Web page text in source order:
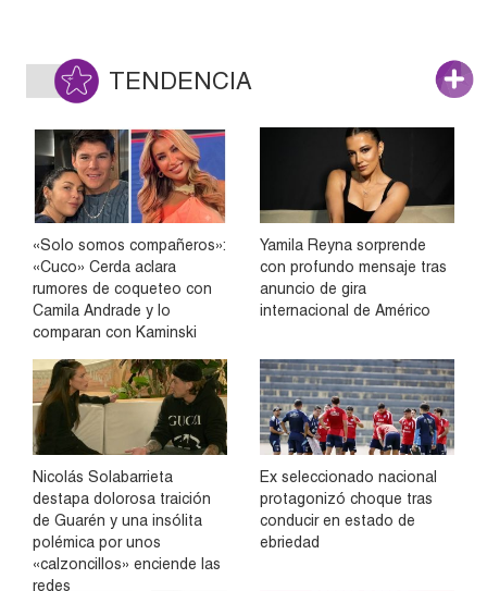
TENDENCIA
«Solo somos compañeros»:
«Cuco» Cerda aclara
rumores de coqueteo con
Camila Andrade y lo
comparan con Kaminski
Yamila Reyna sorprende
con profundo mensaje tras
anuncio de gira
internacional de Américo
Nicolás Solabarrieta
destapa dolorosa traición
de Guarén y una insólita
polémica por unos
«calzoncillos» enciende las
redes
Ex seleccionado nacional
protagonizó choque tras
conducir en estado de
ebriedad